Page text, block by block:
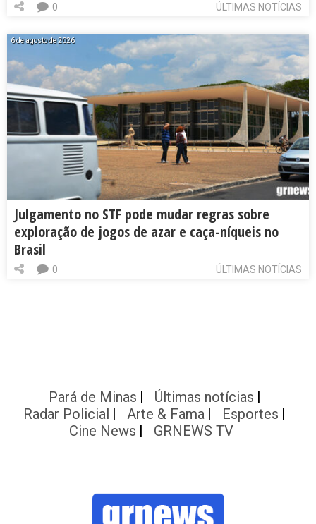
ÚLTIMAS NOTÍCIAS
0
6 de agosto de 2026
Julgamento no STF pode mudar regras sobre
exploração de jogos de azar e caça-níqueis no
Brasil
ÚLTIMAS NOTÍCIAS
0
Pará de Minas
Últimas notícias
Radar Policial
Arte & Fama
Esportes
Cine News
GRNEWS TV